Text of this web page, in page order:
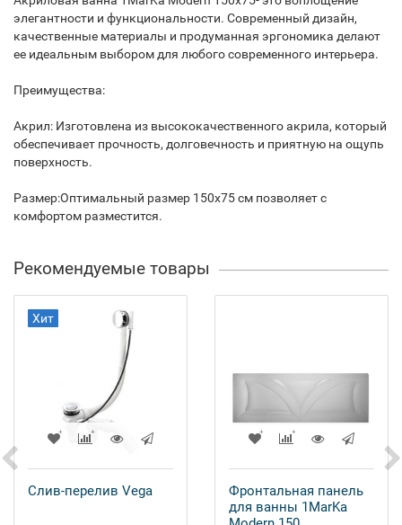
элегантности и функциональности. Современный дизайн,
качественные материалы и продуманная эргономика делают
ее идеальным выбором для любого современного интерьера.
Преимущества:
Акрил: Изготовлена из высококачественного акрила, который
обеспечивает прочность, долговечность и приятную на ощупь
поверхность.
Размер:Оптимальный размер 150x75 см позволяет с
комфортом разместится.
Рекомендуемые товары
Хит
Слив-перелив Vega
Фронтальная панель
для ванны 1MarKa